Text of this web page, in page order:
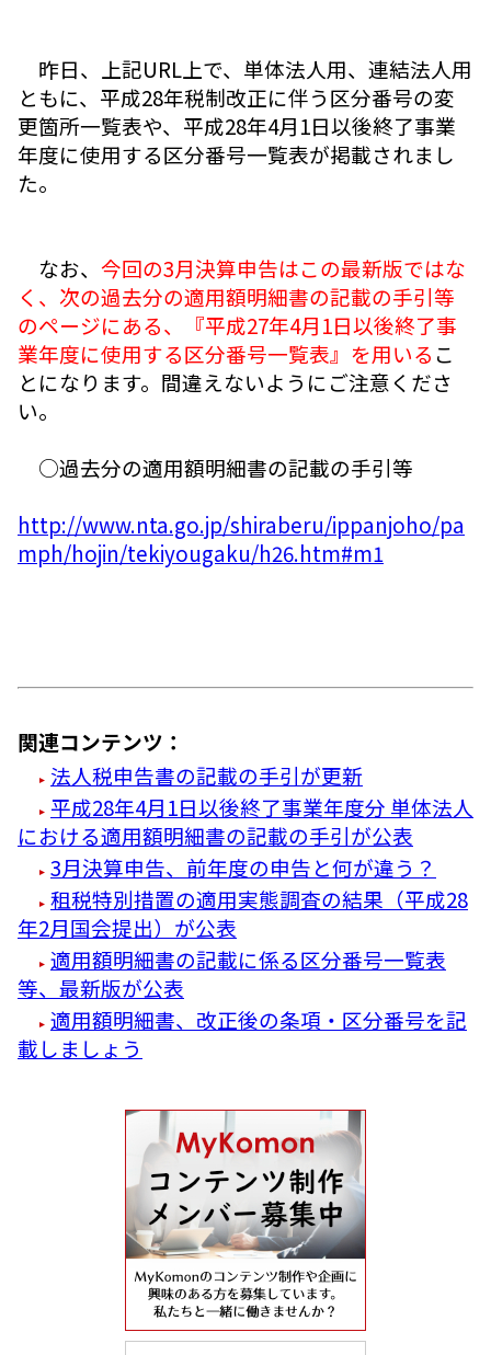
昨日、上記URL上で、単体法人用、連結法人用
ともに、平成28年税制改正に伴う区分番号の変
更箇所一覧表や、平成28年4月1日以後終了事業
年度に使用する区分番号一覧表が掲載されまし
た。
なお、 今回の3月決算申告はこの最新版ではな
く、次の過去分の適用額明細書の記載の手引等
のページにある、『平成27年4月1日以後終了事
業年度に使用する区分番号一覧表』を用いる こ
とになります。間違えないようにご注意くださ
い。
○過去分の適用額明細書の記載の手引等
http://www.nta.go.jp/shiraberu/ippanjoho/pa
mph/hojin/tekiyougaku/h26.htm#m1
関連コンテンツ：
法人税申告書の記載の手引が更新
平成28年4月1日以後終了事業年度分 単体法人
における適用額明細書の記載の手引が公表
3月決算申告、前年度の申告と何が違う？
租税特別措置の適用実態調査の結果（平成28
年2月国会提出）が公表
適用額明細書の記載に係る区分番号一覧表
等、最新版が公表
適用額明細書、改正後の条項・区分番号を記
載しましょう